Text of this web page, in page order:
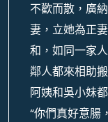
不歡而散，廣納
妻，立她為正
和，如同一家
鄰人都來相助
阿姨和吳小妹
“你們真好意腸